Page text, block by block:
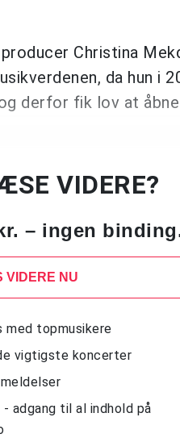
Christina
da hun i
derfor fik lov at
VIDERE?
– ingen
NU
med topmusikere
vigtigste koncerter
adgang til al indhold på